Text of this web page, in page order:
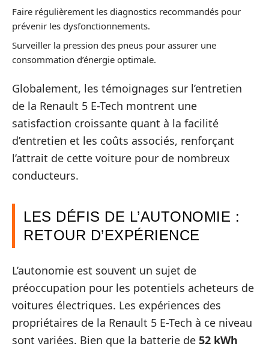
Faire régulièrement les diagnostics recommandés pour
prévenir les dysfonctionnements.
Surveiller la pression des pneus pour assurer une
consommation d’énergie optimale.
Globalement, les témoignages sur l’entretien
de la Renault 5 E-Tech montrent une
satisfaction croissante quant à la facilité
d’entretien et les coûts associés, renforçant
l’attrait de cette voiture pour de nombreux
conducteurs.
LES DÉFIS DE L’AUTONOMIE :
RETOUR D’EXPÉRIENCE
L’autonomie est souvent un sujet de
préoccupation pour les potentiels acheteurs de
voitures électriques. Les expériences des
propriétaires de la Renault 5 E-Tech à ce niveau
sont variées. Bien que la batterie de 52 kWh